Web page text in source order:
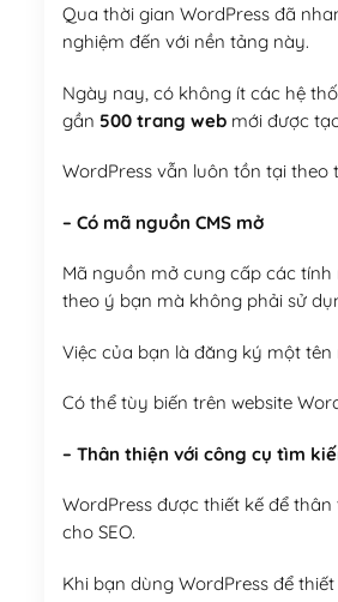
Qua thời gian WordPress đã
nghiệm đến với nền tảng này.
Ngày nay, có không ít các hệ
gần 500 trang webmới được
WordPress vẫn luôn tồn tại theo
– Có mã nguồn CMS mở
Mã nguồn mở cung cấp các
theo ý bạn mà không phải sử
Việc của bạn là đăng ký một
Có thể tùy biến trên website
– Thân thiện với công cụ tìm
WordPress được thiết kế để
cho SEO.
Khi bạn dùng WordPress để